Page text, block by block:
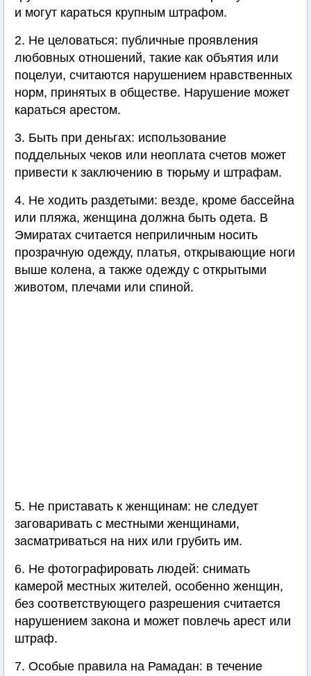
и могут караться крупным штрафом.
2. Не целоваться: публичные проявления
любовных отношений, такие как объятия или
поцелуи, считаются нарушением нравственных
норм, принятых в обществе. Нарушение может
караться арестом.
3. Быть при деньгах: использование
поддельных чеков или неоплата счетов может
привести к заключению в тюрьму и штрафам.
4. Не ходить раздетыми: везде, кроме бассейна
или пляжа, женщина должна быть одета. В
Эмиратах считается неприличным носить
прозрачную одежду, платья, открывающие ноги
выше колена, а также одежду с открытыми
животом, плечами или спиной.
5. Не приставать к женщинам: не следует
заговаривать с местными женщинами,
засматриваться на них или грубить им.
6. Не фотографировать людей: снимать
камерой местных жителей, особенно женщин,
без соответствующего разрешения считается
нарушением закона и может повлечь арест или
штраф.
7. Особые правила на Рамадан: в течение